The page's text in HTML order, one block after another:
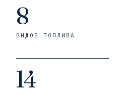
8
ВИДОВ ТОПЛИВА
14